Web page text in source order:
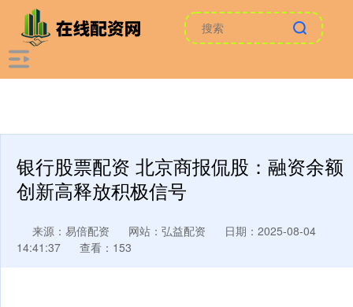
银行股票配资 北京商报侃股：融资余额
创新高释放积极信号
来源：易倍配资 网站：弘益配资
日期：2025-08-04
14:41:37
查看：153